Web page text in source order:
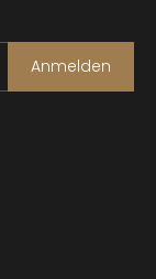
Anmelden